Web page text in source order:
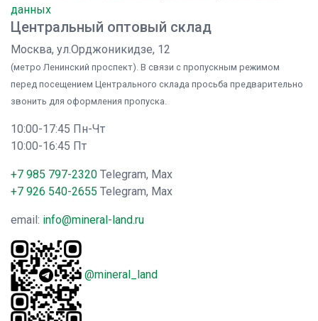
данных
Центральный оптовый склад
Москва, ул.Орджоникидзе, 12
(метро Ленинский проспект). В связи с пропускным режимом
перед посещением Центрального склада просьба предварительно
звонить для оформления пропуска.
10:00-17:45 Пн-Чт
10:00-16:45 Пт
+7 985 797-2320 Telegram, Max
+7 926 540-2655 Telegram, Max
email: info@mineral-land.ru
@mineral_land